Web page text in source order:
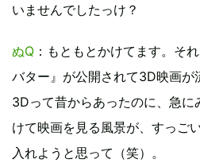
いませんでしたっけ？
ぬQ ：もともとかけてます。そ
バター』が公開されて3D映画が
3Dって昔からあったのに、急
けて映画を見る風景が、すっご
入れようと思って（笑）。